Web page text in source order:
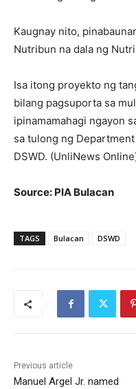
Kaugnay nito,
Nutribun na dala ng
Isa itong proyekto ng
bilang pagsuporta sa
ipinamamahagi ngayon
sa tulong ng
DSWD. (UnliNews
Source: PIA Bulacan
TAGS Bulacan DSWD
Previous article
Manuel Argel Jr. named